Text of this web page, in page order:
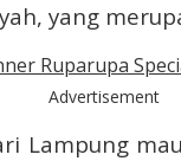
yang
Advertisement
Lampung